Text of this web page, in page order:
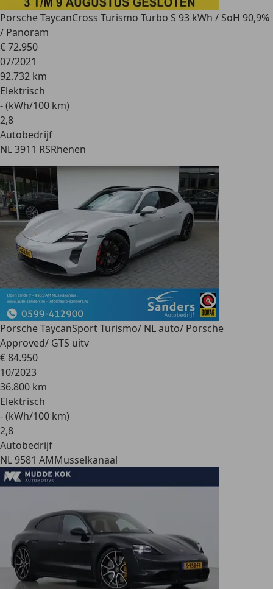
Porsche TaycanCross Turismo Turbo S 93 kWh / SoH 90,9%
/ Panoram
€ 72.950
07/2021
92.732 km
Elektrisch
- (kWh/100 km)
2,8
Autobedrijf
NL 3911 RSRhenen
Porsche TaycanSport Turismo/ NL auto/ Porsche
Approved/ GTS uitv
€ 84.950
10/2023
36.800 km
Elektrisch
- (kWh/100 km)
2,8
Autobedrijf
NL 9581 AMMusselkanaal